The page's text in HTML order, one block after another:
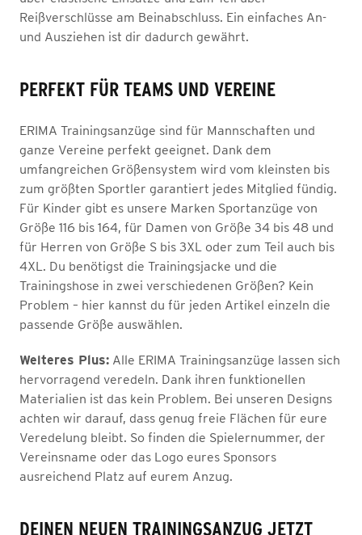
Reißverschlüsse am Beinabschluss. Ein einfaches An-
und Ausziehen ist dir dadurch gewährt.
PERFEKT FÜR TEAMS UND VEREINE
ERIMA Trainingsanzüge sind für Mannschaften und
ganze Vereine perfekt geeignet. Dank dem
umfangreichen Größensystem wird vom kleinsten bis
zum größten Sportler garantiert jedes Mitglied fündig.
Für Kinder gibt es unsere Marken Sportanzüge von
Größe 116 bis 164, für Damen von Größe 34 bis 48 und
für Herren von Größe S bis 3XL oder zum Teil auch bis
4XL. Du benötigst die Trainingsjacke und die
Trainingshose in zwei verschiedenen Größen? Kein
Problem – hier kannst du für jeden Artikel einzeln die
passende Größe auswählen.
Weiteres Plus: Alle ERIMA Trainingsanzüge lassen sich
hervorragend veredeln. Dank ihren funktionellen
Materialien ist das kein Problem. Bei unseren Designs
achten wir darauf, dass genug freie Flächen für eure
Veredelung bleibt. So finden die Spielernummer, der
Vereinsname oder das Logo eures Sponsors
ausreichend Platz auf eurem Anzug.
DEINEN NEUEN TRAININGSANZUG JETZT